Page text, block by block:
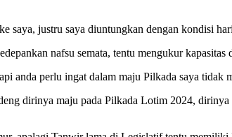
saya, justru saya diuntungkan dengan kondisi
nafsu semata, tentu mengukur
anda perlu ingat dalam maju Pilkada saya tidak
dirinya maju pada Pilkada Lotim 2024,